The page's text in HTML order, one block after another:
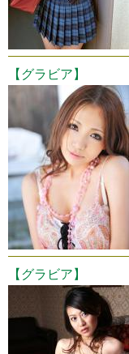
【グラビア】
【グラビア】